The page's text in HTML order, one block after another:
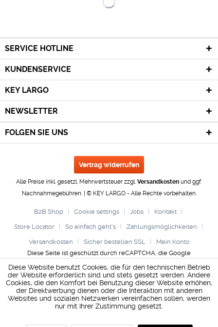
SERVICE HOTLINE
KUNDENSERVICE
KEY LARGO
NEWSLETTER
FOLGEN SIE UNS
Vertrag widerrufen
Alle Preise inkl. gesetzl. Mehrwertsteuer zzgl. Versandkosten und ggf.
Nachnahmegebühren. | © KEY LARGO - Alle Rechte vorbehalten.
B2B Shop Cookie settings Jobs Kontakt
Store Locator So einfach geht's Zahlungsmöglichkeiten
Versandkosten Sicher bestellen SSL
Mein Konto
Diese Seite ist geschützt durch reCAPTCHA, die Google
DatenschutzerklärungundNutzungsbedingungengelten.
Diese Website benutzt Cookies, die für den technischen Betrieb
der Website erforderlich sind und stets gesetzt werden. Andere
Cookies, die den Komfort bei Benutzung dieser Website erhöhen,
der Direktwerbung dienen oder die Interaktion mit anderen
Websites und sozialen Netzwerken vereinfachen sollen, werden
nur mit Ihrer Zustimmung gesetzt.